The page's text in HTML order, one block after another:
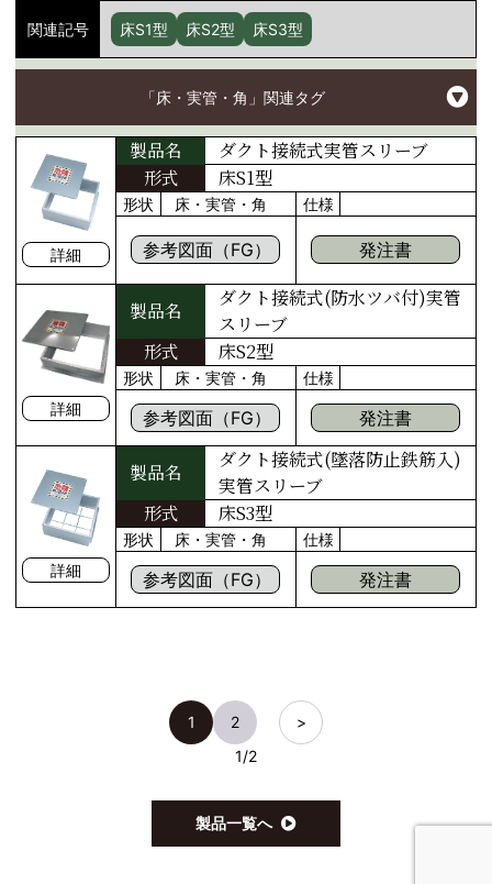
関連記号 床S1型 床S2型 床S3型
「床・実管・角」関連タグ
詳細
製品名
ダクト接続式実管スリーブ
形式
床S1型
形状 床・実管・角 仕様
参考図面（FG） 発注書
詳細
製品名
ダクト接続式(防水ツバ付)実管
スリーブ
形式
床S2型
形状 床・実管・角 仕様
参考図面（FG） 発注書
詳細
製品名
ダクト接続式(墜落防止鉄筋入)
実管スリーブ
形式
床S3型
形状 床・実管・角 仕様
参考図面（FG） 発注書
1 2
>
1/2
製品一覧へ